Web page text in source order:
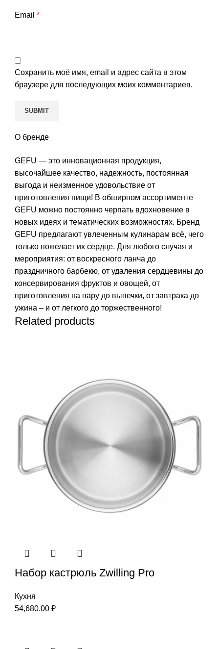
Email *
Сохранить моё имя, email и адрес сайта в этом
браузере для последующих моих комментариев.
О бренде
GEFU — это инновационная продукция,
высочайшее качество, надежность, постоянная
выгода и неизменное удовольствие от
приготовления пищи! В обширном ассортименте
GEFU можно постоянно черпать вдохновение в
новых идеях и тематических возможностях. Бренд
GEFU предлагают увлеченным кулинарам всё, чего
только пожелает их сердце. Для любого случая и
мероприятия: от воскресного ланча до
праздничного барбекю, от удаления сердцевины до
консервирования фруктов и овощей, от
приготовления на пару до выпечки, от завтрака до
ужина – и от легкого до торжественного!
Related products
Набор кастрюль Zwilling Pro
Кухня
54,680.00 ₽